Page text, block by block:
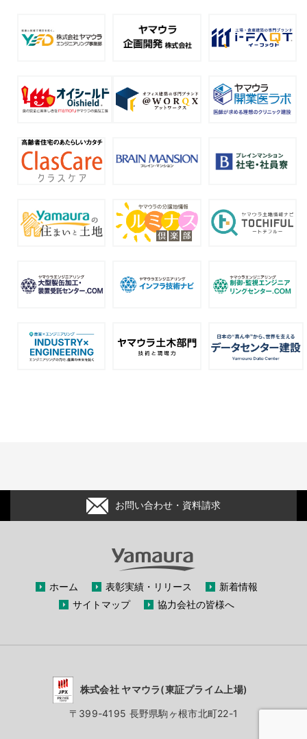
お問い合わせ・資料請求
ホーム 表彰実績・リリース
新着情報
サイトマップ
協力会社の皆様へ
株式会社 ヤマウラ(東証プライム上場)
〒399-4195 長野県駒ヶ根市北町22-1